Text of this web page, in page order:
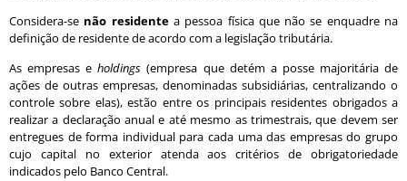
Considera-se não residentea pessoa física que não se enquadre na
definição de residente de acordo com a legislação tributária.
As empresas eholdings (empresa que detém a posse majoritária de
ações de outras empresas, denominadas subsidiárias, centralizando o
controle sobre elas), estão entre os principais residentes obrigados a
realizar a declaração anual e até mesmo as trimestrais, que devem ser
entregues de forma individual para cada uma das empresas do grupo
cujo capital no exterior atenda aos critérios de obrigatoriedade
indicados pelo Banco Central.